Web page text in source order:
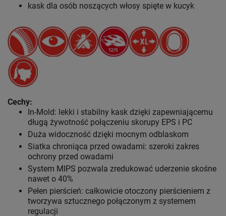
kask dla osób noszących włosy spięte w kucyk
Cechy:
In-Mold: lekki i stabilny kask dzięki zapewniającemu
długą żywotność połączeniu skorupy EPS i PC
Duża widoczność dzięki mocnym odblaskom
Siatka chroniąca przed owadami: szeroki zakres
ochrony przed owadami
System MIPS pozwala zredukować uderzenie skośne
nawet o 40%
Pełen pierścień: całkowicie otoczony pierścieniem z
tworzywa sztucznego połączonym z systemem
regulacji